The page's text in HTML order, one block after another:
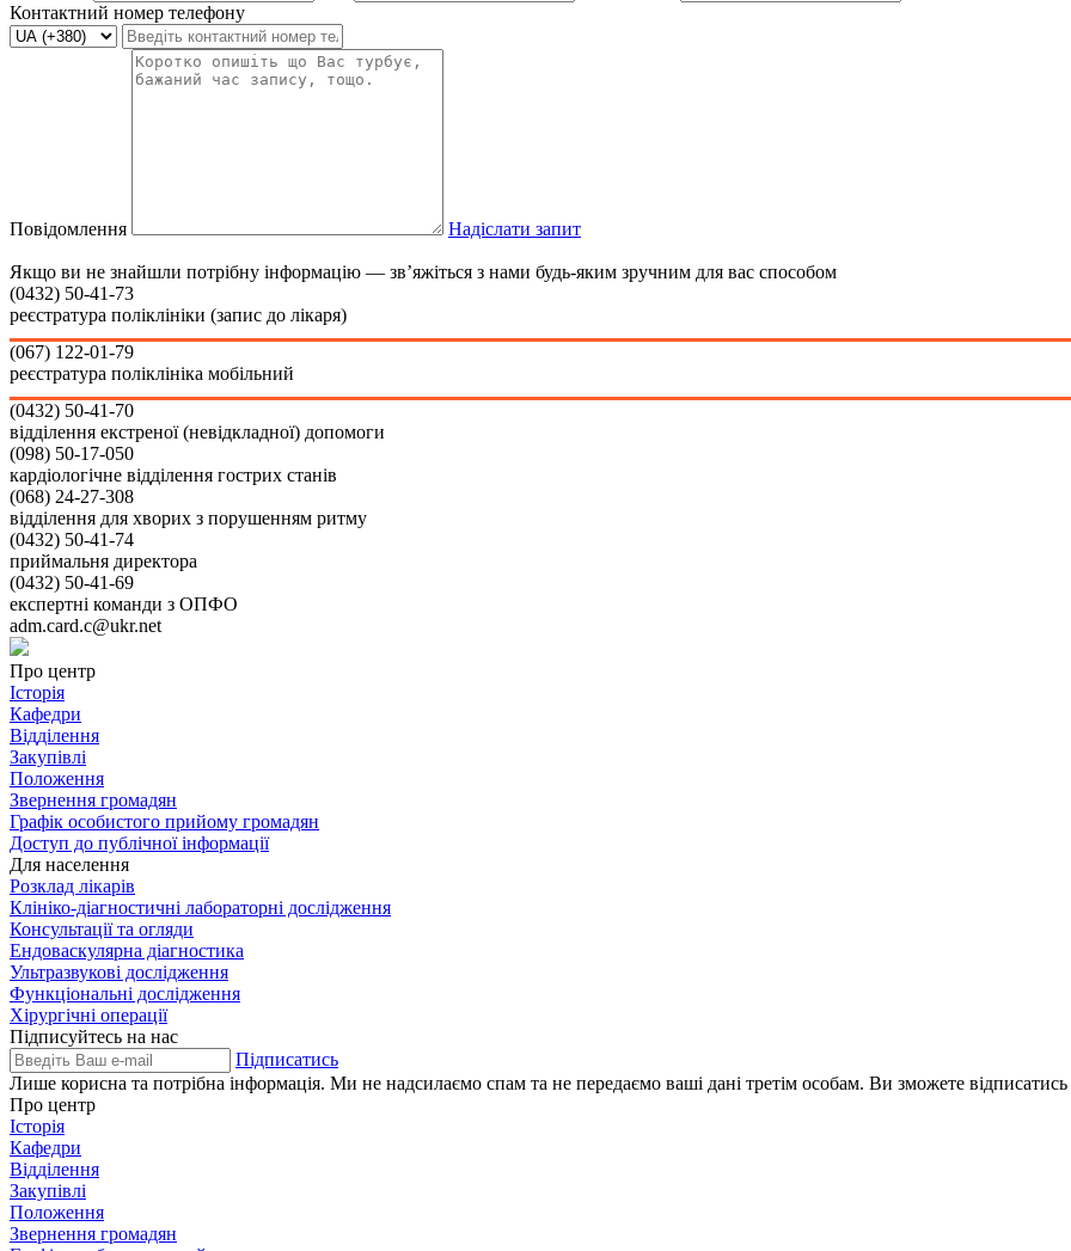
Контактний номер телефону
Повідомлення Надіслати запит
Якщо ви не знайшли потрібну інформацію — зв’яжіться з нами будь-яким зручним для вас способом
(0432) 50-41-73
реєстратура поліклініки (запис до лікаря)
(067) 122-01-79
реєстратура поліклініка мобільний
(0432) 50-41-70
відділення екстреної (невідкладної) допомоги
(098) 50-17-050
кардіологічне відділення гострих станів
(068) 24-27-308
відділення для хворих з порушенням ритму
(0432) 50-41-74
приймальня директора
(0432) 50-41-69
експертні команди з ОПФО
adm.card.c@ukr.net
Про центр
Історія
Кафедри
Відділення
Закупівлі
Положення
Звернення громадян
Графік особистого прийому громадян
Доступ до публічної інформації
Для населення
Розклад лікарів
Клініко-діагностичні лабораторні дослідження
Консультації та огляди
Ендоваскулярна діагностика
Ультразвукові дослідження
Функціональні дослідження
Хірургічні операції
Підписуйтесь на нас
Підписатись
Лише корисна та потрібна інформація. Ми не надсилаємо спам та не передаємо ваші дані третім особам. Ви зможете
Про центр
Історія
Кафедри
Відділення
Закупівлі
Положення
Звернення громадян